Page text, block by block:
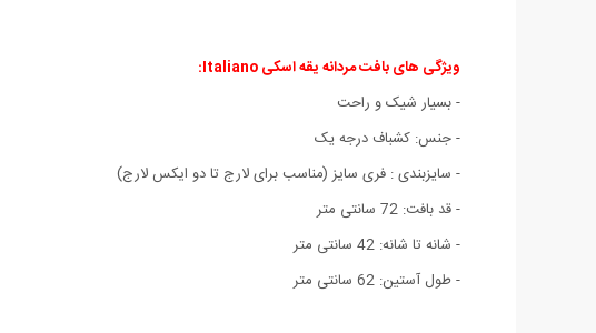
ویژگی هایبافت مردانه یقه اسکی Italiano:
- بسيار شيک و راحت
- جنس: کشباف درجه يک
- سايزبندی : فری سایز (مناسب برای لارج تا دو ایکس لارج)
- قد بافت: 72 سانتی متر
- شانه تا شانه: 42 سانتی متر
- طول آستين: 62 سانتی متر